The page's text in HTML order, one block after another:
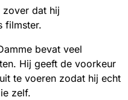
zover dat hij
filmster.
bevat veel
Hij geeft de voorkeur
te voeren zodat hij echt
zelf.